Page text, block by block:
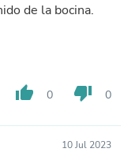
de la bocina.
thumb_up 0 thumb_down 0
10 Jul 2023